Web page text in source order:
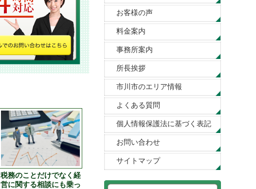
税務のことだけでなく経
営に関する相談にも乗っ
お客様の声
料金案内
事務所案内
所長挨拶
市川市のエリア情報
よくある質問
個人情報保護法に基づく表記
お問い合わせ
サイトマップ